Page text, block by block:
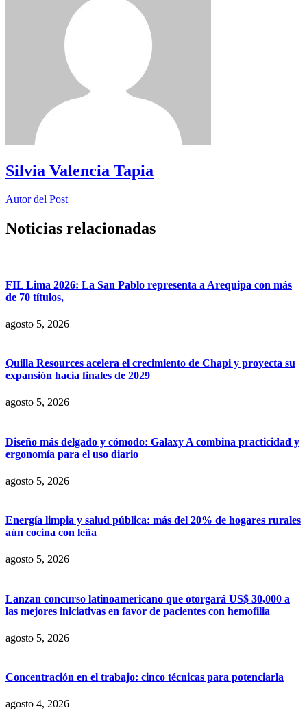
Silvia Valencia Tapia
Autor del Post
Noticias relacionadas
FIL Lima 2026: La San Pablo representa a Arequipa con más
de 70 títulos,
agosto 5, 2026
Quilla Resources acelera el crecimiento de Chapi y proyecta su
expansión hacia finales de 2029
agosto 5, 2026
Diseño más delgado y cómodo: Galaxy A combina practicidad y
ergonomía para el uso diario
agosto 5, 2026
Energía limpia y salud pública: más del 20% de hogares rurales
aún cocina con leña
agosto 5, 2026
Lanzan concurso latinoamericano que otorgará US$ 30,000 a
las mejores iniciativas en favor de pacientes con hemofilia
agosto 5, 2026
Concentración en el trabajo: cinco técnicas para potenciarla
agosto 4, 2026